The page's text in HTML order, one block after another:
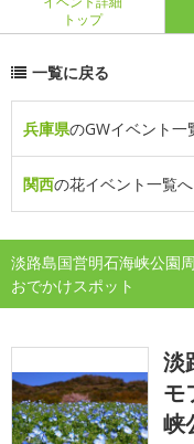
トップ
一覧に戻る
兵庫県のGWイベント一
関西の花イベント一覧へ
淡路島国営明石海峡公園
おでかけスポット
淡
モ
峡